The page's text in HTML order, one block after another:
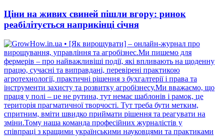
Ціни на живих свиней пішли вгору: ринок
реабілітується наприкінці січня